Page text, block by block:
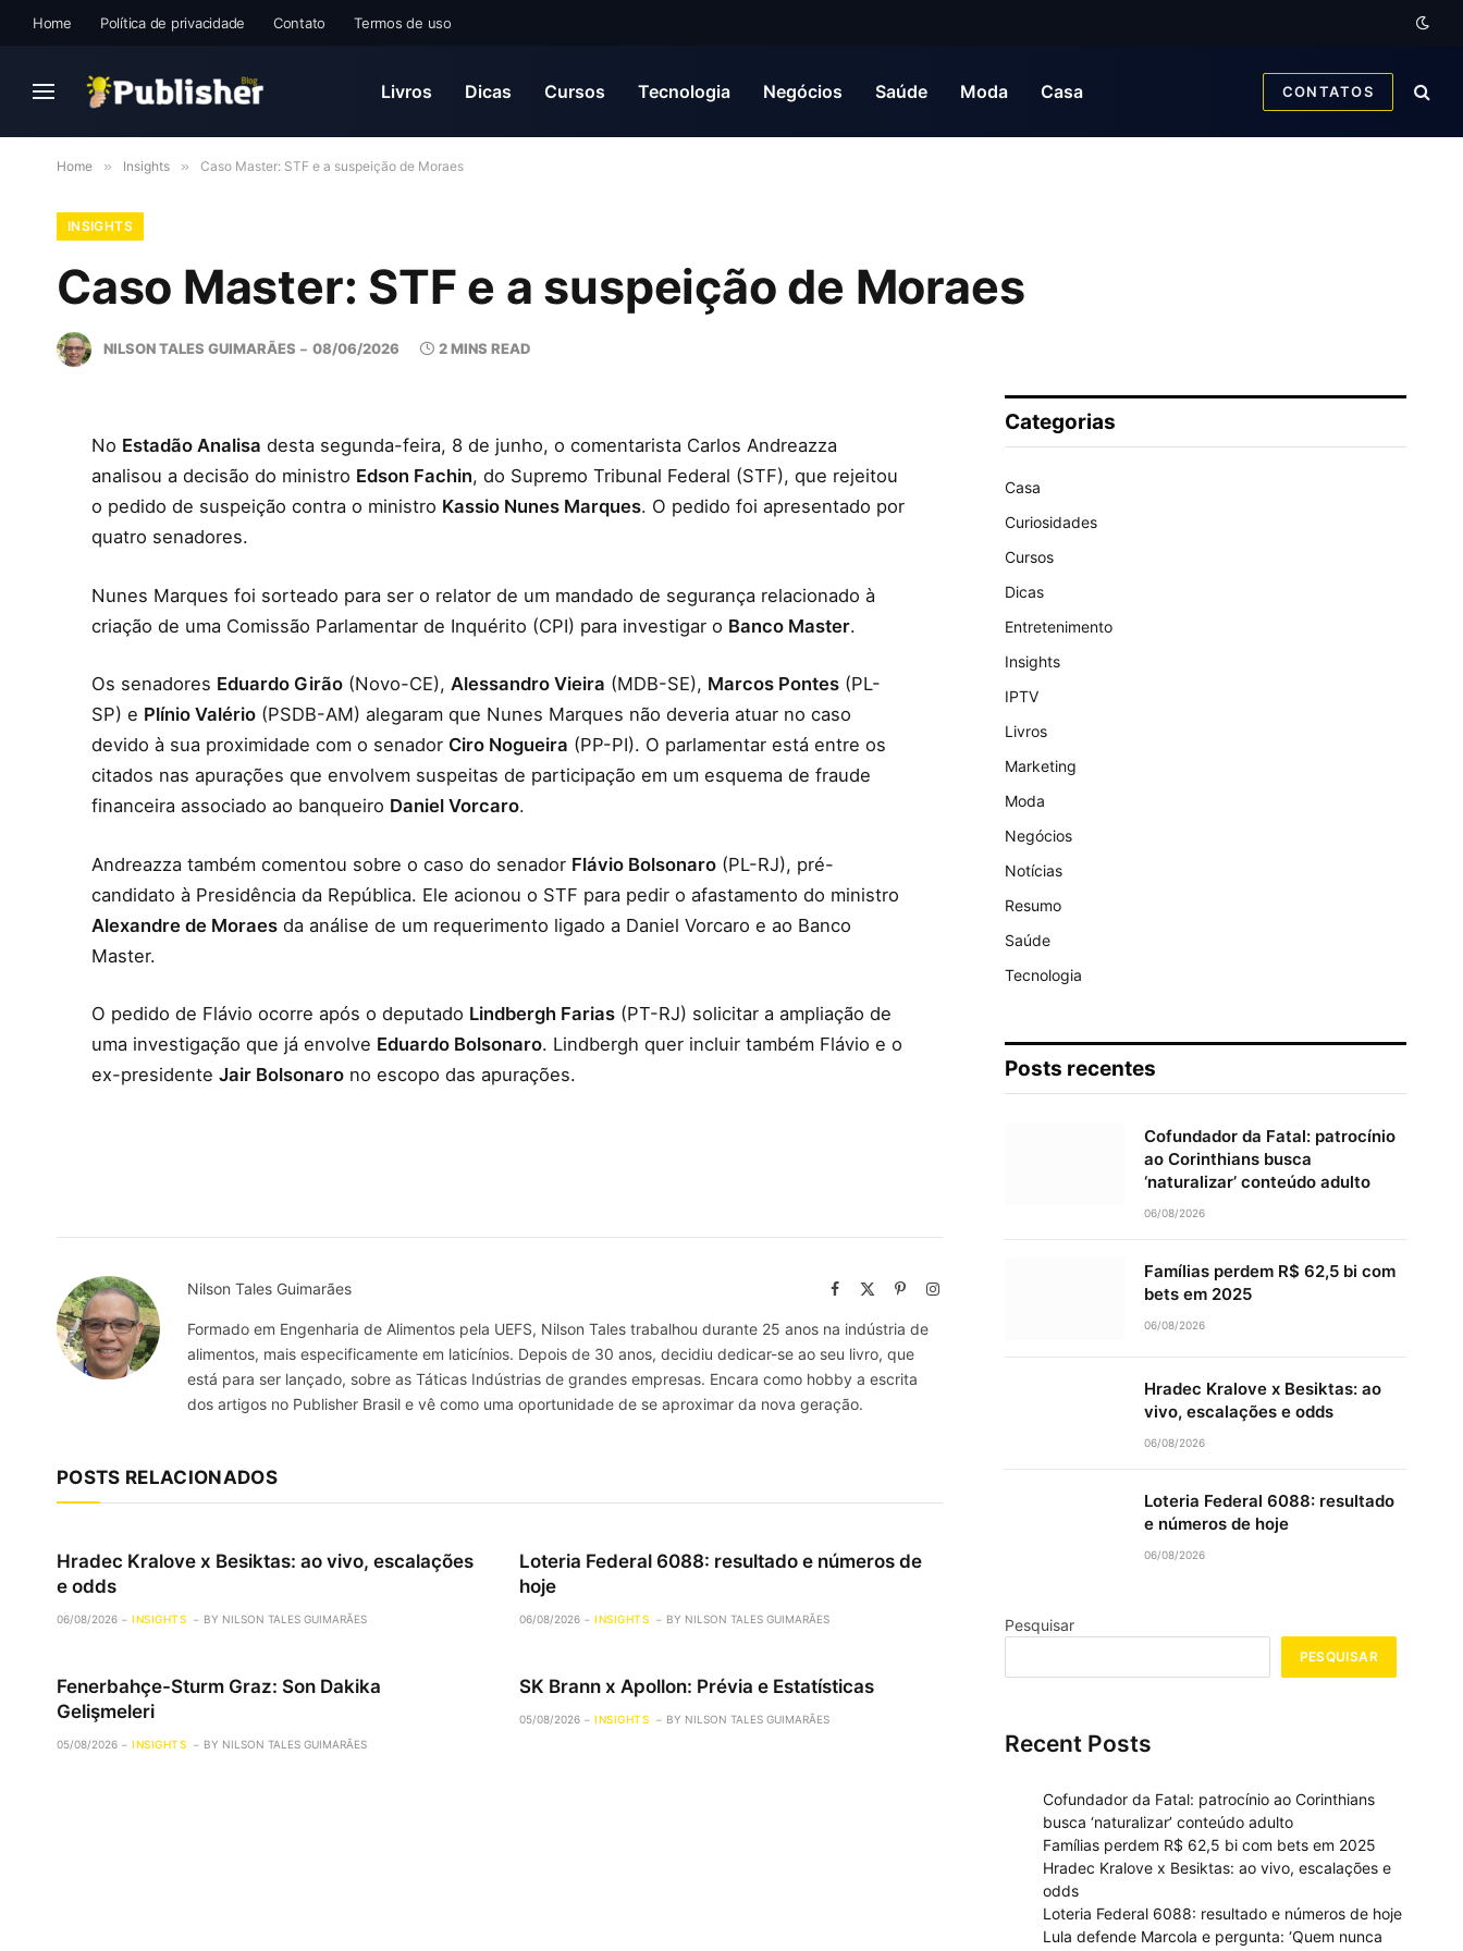
Home Política de privacidade Contato Termos de uso
Livros Dicas Cursos Tecnologia Negócios Saúde Moda Casa CONTATOS
Home » Insights » Caso Master: STF e a suspeição de Moraes
INSIGHTS
Caso Master: STF e a suspeição de Moraes
NILSON TALES GUIMARÃES 08/06/2026 2 MINS READ
No Estadão Analisa desta segunda-feira, 8 de junho, o comentarista Carlos Andreazza
analisou a decisão do ministro Edson Fachin, do Supremo Tribunal Federal (STF), que rejeitou
o pedido de suspeição contra o ministro Kassio Nunes Marques. O pedido foi apresentado por
quatro senadores.
Nunes Marques foi sorteado para ser o relator de um mandado de segurança relacionado à
criação de uma Comissão Parlamentar de Inquérito (CPI) para investigar o Banco Master.
Os senadores Eduardo Girão (Novo-CE),Alessandro Vieira (MDB-SE), Marcos Pontes (PL-
SP) e Plínio Valério (PSDB-AM) alegaram que Nunes Marques não deveria atuar no caso
devido à sua proximidade com o senador Ciro Nogueira (PP-PI). O parlamentar está entre os
citados nas apurações que envolvem suspeitas de participação em um esquema de fraude
financeira associado ao banqueiro Daniel Vorcaro.
Andreazza também comentou sobre o caso do senador Flávio Bolsonaro (PL-RJ), pré-
candidato à Presidência da República. Ele acionou o STF para pedir o afastamento do ministro
Alexandre de Moraes da análise de um requerimento ligado a Daniel Vorcaro e ao Banco
Master.
O pedido de Flávio ocorre após o deputado Lindbergh Farias (PT-RJ) solicitar a ampliação de
uma investigação que já envolve Eduardo Bolsonaro. Lindbergh quer incluir também Flávio e o
ex-presidenteJair Bolsonaro no escopo das apurações.
Nilson Tales Guimarães Facebook
X
PinterestInstagram
Formado em Engenharia de Alimentos pela UEFS, Nilson Tales trabalhou durante 25 anos na indústria de
alimentos, mais especificamente em laticínios. Depois de 30 anos, decidiu dedicar-se ao seu livro, que
está para ser lançado, sobre as Táticas Indústrias de grandes empresas. Encara como hobby a escrita
dos artigos no Publisher Brasil e vê como uma oportunidade de se aproximar da nova geração.
POSTS RELACIONADOS
Hradec Kralove x Besiktas: ao vivo, escalações
e odds
06/08/2026 INSIGHTS BY NILSON TALES GUIMARÃES
Loteria Federal 6088: resultado e números de
hoje
06/08/2026 INSIGHTS BY NILSON TALES GUIMARÃES
Fenerbahçe-Sturm Graz: Son Dakika
Gelişmeleri
05/08/2026 INSIGHTS BY NILSON TALES GUIMARÃES
SK Brann x Apollon: Prévia e Estatísticas
05/08/2026 INSIGHTS BY NILSON TALES GUIMARÃES
Categorias
Casa
Curiosidades
Cursos
Dicas
Entretenimento
Insights
IPTV
Livros
Marketing
Moda
Negócios
Notícias
Resumo
Saúde
Tecnologia
Posts recentes
Cofundador da Fatal: patrocínio
ao Corinthians busca
‘naturalizar’ conteúdo adulto
06/08/2026
Famílias perdem R$ 62,5 bi com
bets em 2025
06/08/2026
Hradec Kralove x Besiktas: ao
vivo, escalações e odds
06/08/2026
Loteria Federal 6088: resultado
e números de hoje
06/08/2026
Pesquisar
PESQUISAR
Recent Posts
Cofundador da Fatal: patrocínio ao Corinthians
busca ‘naturalizar’ conteúdo adulto
Famílias perdem R$ 62,5 bi com bets em 2025
Hradec Kralove x Besiktas: ao vivo, escalações e
odds
Loteria Federal 6088: resultado e números de hoje
Lula defende Marcola e pergunta: ‘Quem nunca